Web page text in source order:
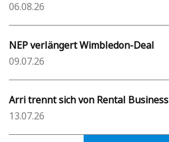
06.08.26
NEP verlängert Wimbledon-Deal
09.07.26
Arri trennt sich von Rental Business
13.07.26